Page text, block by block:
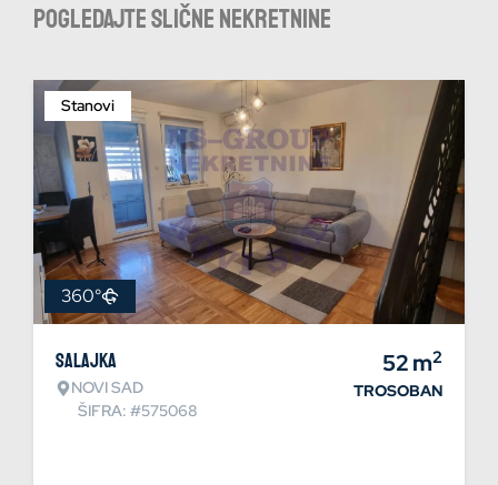
Pogledajte slične nekretnine
Stanovi
360°
Salajka
NOVI SAD
ŠIFRA: #575068
52m2
TROSOBAN